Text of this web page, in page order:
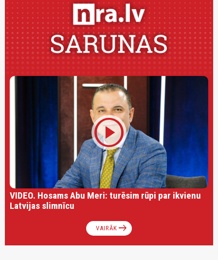
play_circle
VIDEO. Hosams Abu Meri: turēsim rūpi par ikvienu
Latvijas slimnīcu
VAIRĀK arrow_right_alt